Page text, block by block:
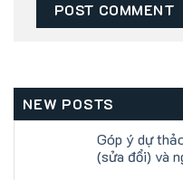
NEW POSTS
Góp ý dự
(sửa đổi) và